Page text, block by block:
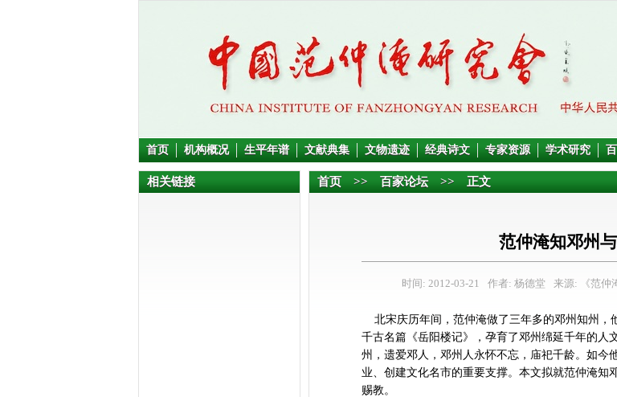
首页 机构概况 生平年谱 文献典集 文物遗迹 经典诗文 专家资源 学术研究
相关链接 首页 >> 百家论坛>> 正文
范仲淹知邓州
时间: 2012-03-21 作者: 杨德堂 来源: 《范仲
北宋庆历年间，范仲淹做了三年多的邓州知州，
千古名篇《岳阳楼记》，孕育了邓州绵延千年的人
州，遗爱邓人，邓州人永怀不忘，庙祀千龄。如今
业、创建文化名市的重要支撑。本文拟就范仲淹
赐教。